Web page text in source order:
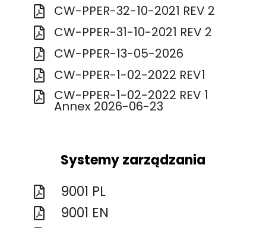
CW-PPER-32-10-2021 REV 2
CW-PPER-31-10-2021 REV 2
CW-PPER-13-05-2026
CW-PPER-1-02-2022 REV1
CW-PPER-1-02-2022 REV 1
Annex 2026-06-23
Systemy zarządzania
9001 PL
9001 EN